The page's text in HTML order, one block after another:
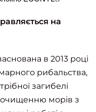
на
в 2013 році
рибальства,
загибелі
морів з